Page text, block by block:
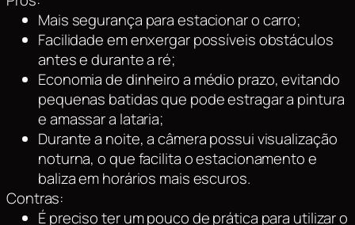
Mais segurança para estacionar o carro;
Facilidade em enxergar possíveis obstáculos
antes e durante a ré;
Economia de dinheiro a médio prazo, evitando
pequenas batidas que pode estragar a pintura
e amassar a lataria;
Durante a noite, a câmera possui visualização
noturna, o que facilita o estacionamento e
baliza em horários mais escuros.
Contras:
É preciso ter um pouco de prática para utilizar o